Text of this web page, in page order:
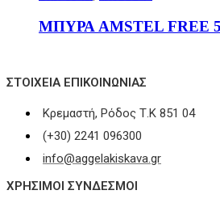
ΜΠΥΡΑ AMSTEL FREE
ΣΤΟΙΧΕΊΑ ΕΠΙΚΟΙΝΩΝΊΑΣ
Κρεμαστή, Ρόδος Τ.Κ 851 04
(+30) 2241 096300
info@aggelakiskava.gr
ΧΡΗΣΙΜΟΙ ΣΥΝΔΕΣΜΟΙ